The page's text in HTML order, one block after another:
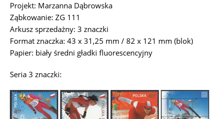
Projekt: Marzanna Dąbrowska
Ząbkowanie: ZG 111
Arkusz sprzedażny: 3 znaczki
Format znaczka: 43 x 31,25 mm / 82 x 121 mm (blok)
Papier: biały średni gładki fluorescencyjny
Seria 3 znaczki: